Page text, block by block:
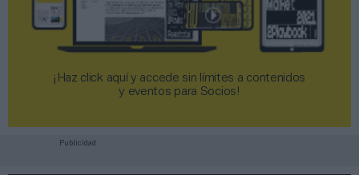
¡Haz click aquí y accede sin límites a contenidos
y eventos para Socios!​​​​​​​
Publicidad